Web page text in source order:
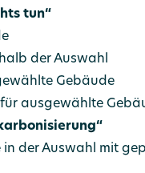
tun“
der Auswahl
Gebäude
ausgewählte
in der Auswahl mit